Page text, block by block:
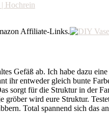
Hochrein
Affiliate-Links.
Gefäß ab. Ich habe dazu
ihr entweder gleich bunte
sorgt für die Struktur in der
wird eure Struktur.
Total spannend sich das